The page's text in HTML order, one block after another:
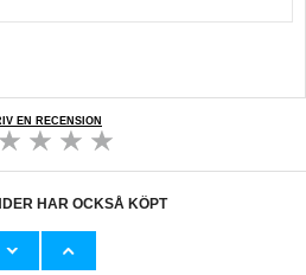
EN RECENSION
HAR OCKSÅ KÖPT
Lenovo Idea Tab Plus Tech-Protect
- Svart